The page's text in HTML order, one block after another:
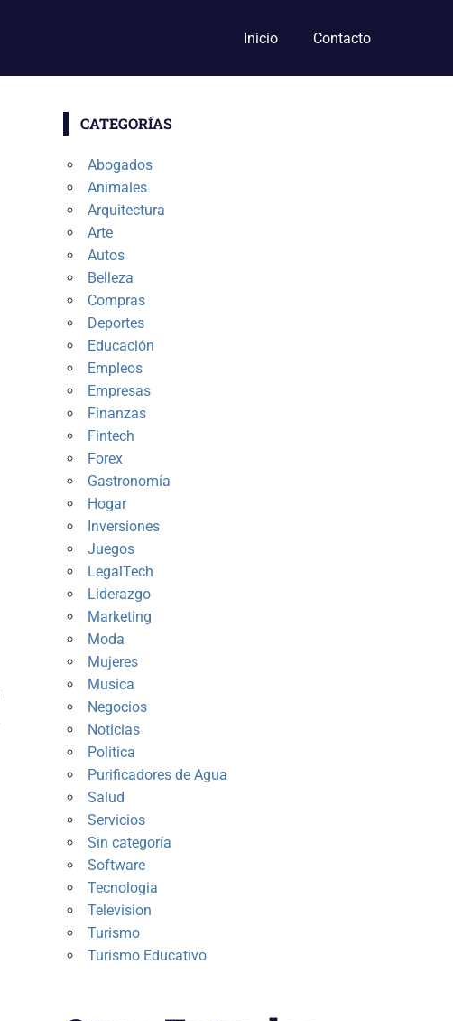
Inicio Contacto
CATEGORÍAS
Abogados
Animales
Arquitectura
Arte
Autos
Belleza
Compras
Deportes
Educación
Empleos
Empresas
Finanzas
Fintech
Forex
Gastronomía
Hogar
Inversiones
Juegos
LegalTech
Liderazgo
Marketing
Moda
Mujeres
Musica
Negocios
Noticias
Politica
Purificadores de Agua
Salud
Servicios
Sin categoría
Software
Tecnologia
Television
Turismo
Turismo Educativo